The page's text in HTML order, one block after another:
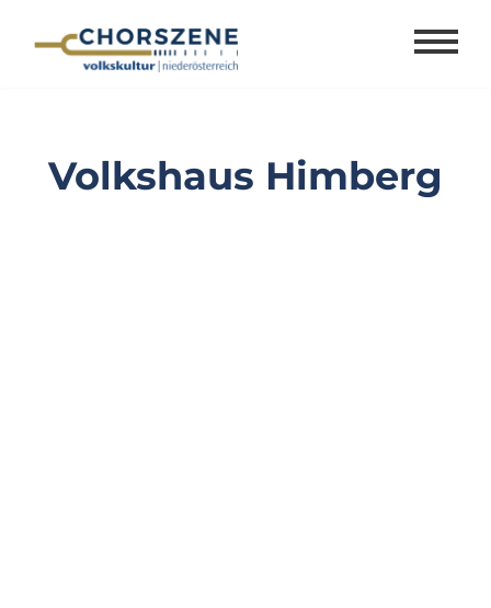
Volkshaus Himberg